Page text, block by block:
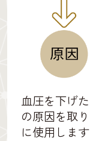
血圧を下げ
の原因を取
に使用します